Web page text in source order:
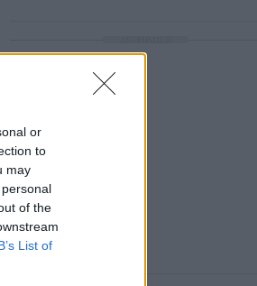
or
to
may
of the
List of